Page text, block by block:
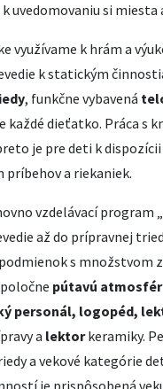
uvedomovaniu si
využívame k hrám a
k statickým
, funkčne vybavená
každé dieťatko. Práca s
je pre deti k
príbehov a riekaniek.
vzdelávací program „
až do prípravnej
s množstvom
pútavú
personál, logopéd,
a lektorkeramiky.
a vekové kategórie
je prispôsobená